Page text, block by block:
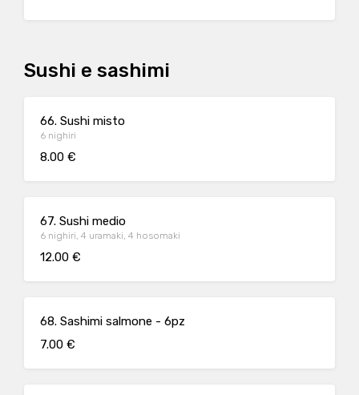
Sushi e sashimi
66. Sushi misto
6 nighiri
8.00 €
67. Sushi medio
6 nighiri, 4 uramaki, 4 hosomaki
12.00 €
68. Sashimi salmone - 6pz
7.00 €